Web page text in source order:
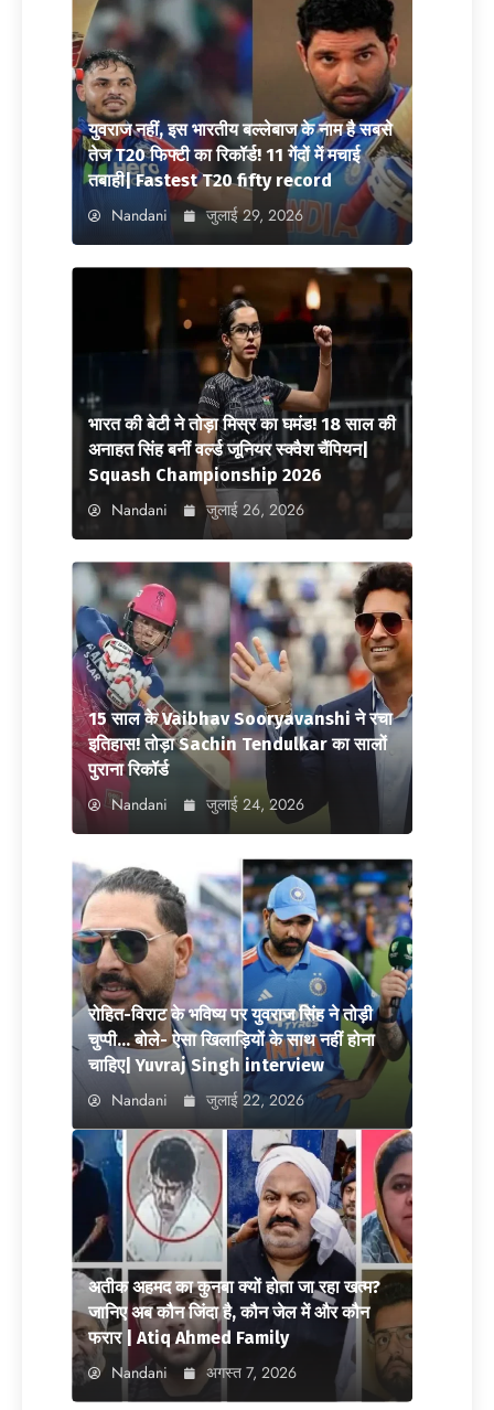
युवराज नहीं, इस भारतीय बल्लेबाज के नाम है सबसे
तेज T20 फिफ्टी का रिकॉर्ड! 11 गेंदों में मचाई
तबाही| Fastest T20 fifty record
Nandani जुलाई 29, 2026
भारत की बेटी ने तोड़ा मिस्र का घमंड! 18 साल की
अनाहत सिंह बनीं वर्ल्ड जूनियर स्क्वैश चैंपियन|
Squash Championship 2026
Nandani जुलाई 26, 2026
15 साल के Vaibhav Sooryavanshi ने रचा
इतिहास! तोड़ा Sachin Tendulkar का सालों
पुराना रिकॉर्ड
Nandani जुलाई 24, 2026
रोहित-विराट के भविष्य पर युवराज सिंह ने तोड़ी
चुप्पी… बोले- ऐसा खिलाड़ियों के साथ नहीं होना
चाहिए| Yuvraj Singh interview
Nandani जुलाई 22, 2026
अतीक अहमद का कुनबा क्यों होता जा रहा खत्म?
जानिए अब कौन जिंदा है, कौन जेल में और कौन
फरार | Atiq Ahmed Family
Nandani अगस्त 7, 2026